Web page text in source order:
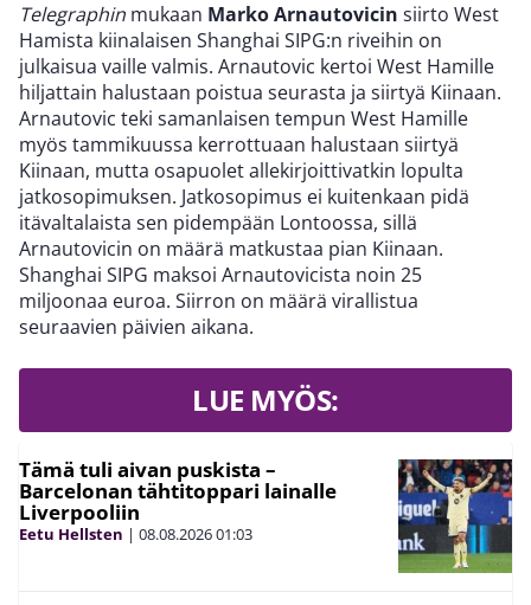
Telegraphin mukaan Marko Arnautovicin siirto West
Hamista kiinalaisen Shanghai SIPG:n riveihin on
julkaisua vaille valmis. Arnautovic kertoi West Hamille
hiljattain halustaan poistua seurasta ja siirtyä Kiinaan.
Arnautovic teki samanlaisen tempun West Hamille
myös tammikuussa kerrottuaan halustaan siirtyä
Kiinaan, mutta osapuolet allekirjoittivatkin lopulta
jatkosopimuksen. Jatkosopimus ei kuitenkaan pidä
itävaltalaista sen pidempään Lontoossa, sillä
Arnautovicin on määrä matkustaa pian Kiinaan.
Shanghai SIPG maksoi Arnautovicista noin 25
miljoonaa euroa. Siirron on määrä virallistua
seuraavien päivien aikana.
LUE MYÖS:
Tämä tuli aivan puskista –
Barcelonan tähtitoppari lainalle
Liverpooliin
Eetu Hellsten | 08.08.202601:03